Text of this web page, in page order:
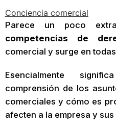
Conciencia comercial
Parece un poco
competencias de
comercial y surge en
Esencialmente
comprensión de los
comerciales y cómo es
afecten a la empresa y sus